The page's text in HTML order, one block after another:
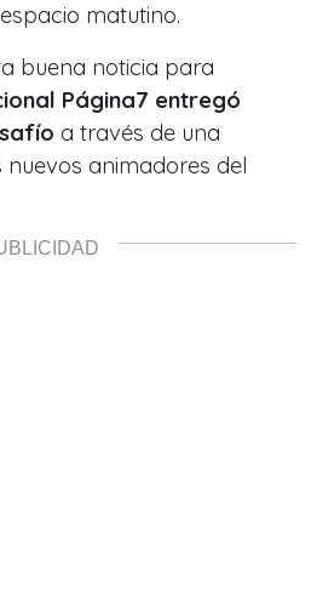
matutino.
buena noticia para
Página7 entregó
a través de una
animadores del